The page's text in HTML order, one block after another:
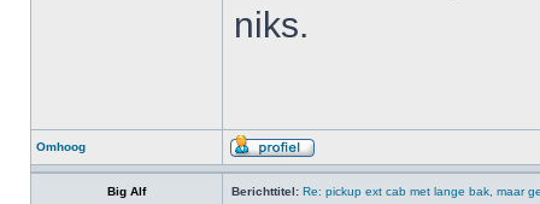
niks.
Omhoog
Big Alf Berichttitel: Re: pickup ext cab met lange bak, maar